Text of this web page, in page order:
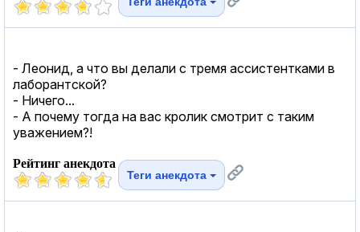
- Леонид, а что вы делали с тремя ассистентками в
лаборантской?
- Ничего...
- А почему тогда на вас кролик смотрит с таким
уважением?!
Рейтинг анекдота
Теги анекдота